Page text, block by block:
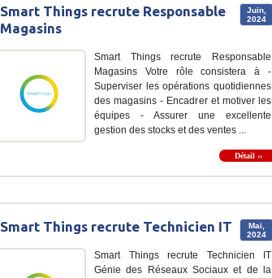
Juin,
2024
Smart Things recrute Responsable
Magasins
Smart Things recrute Responsable
Magasins Votre rôle consistera à -
Superviser les opérations quotidiennes
des magasins - Encadrer et motiver les
équipes - Assurer une excellente
gestion des stocks et des ventes ...
Détail ››
Mai,
2024
Smart Things recrute Technicien IT
Smart Things recrute Technicien IT
Génie des Réseaux Sociaux et de la